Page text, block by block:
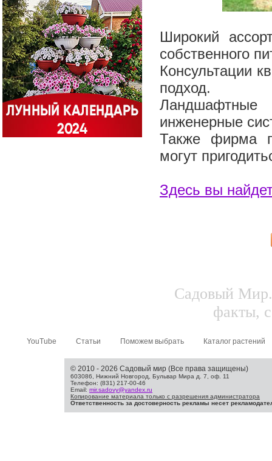
Широкий
собственного
Консультации
подход.
инженерные
Также фирма
могут
Здесь вы
Садовый Мир.
факты,
YouTube Статьи Поможем выбрать Каталог растений
© 2010 - 2026 Садовый мир (Все права защищены)
603086, Нижний Новгород, Бульвар Мира д. 7, оф. 11
Телефон: (831) 217-00-46
Email: mir.sadovy@yandex.ru
Копирование материала только с разрешения администратора
Ответственность за достоверность рекламы несет